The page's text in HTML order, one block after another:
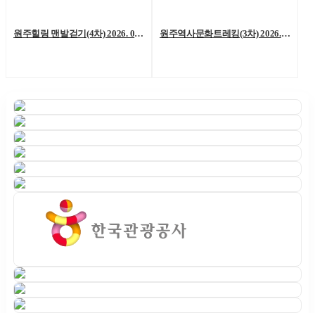
원주힐링 맨발걷기(4차) 2026. 06. 06. (토) 원주역사문화트레킹(3차) 2026. 05. 23.(토)